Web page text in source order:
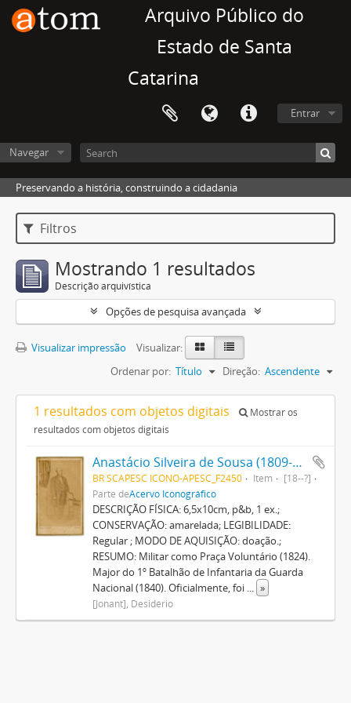
Arquivo Público do
Estado de Santa
Catarina
Entrar
Navegar
Preservando a história, construindo a cidadania
Filtros
Mostrando 1 resultados
Descrição arquivística
Opções de pesquisa avançada
Visualizar impressão
Visualizar:
Ordenar por: Título Direção: Ascendente
1 resultados com objetos digitais
Mostrar os
resultados com objetos digitais
Anastácio Silveira de Sousa (1809-1880)
BR SCAPESC ICONO-APESC_F2450 Item
[18--?]
Parte deAcervo Iconográfico
DESCRIÇÃO FÍSICA: 6,5x10cm, p&b, 1 ex.;
CONSERVAÇÃO: amarelada; LEGIBILIDADE:
Regular ; MODO DE AQUISIÇÃO: doação.;
RESUMO: Militar como Praça Voluntário (1824).
Major do 1º Batalhão de Infantaria da Guarda
Nacional (1840). Oficialmente, foi ... »
[Jonant], Desidério